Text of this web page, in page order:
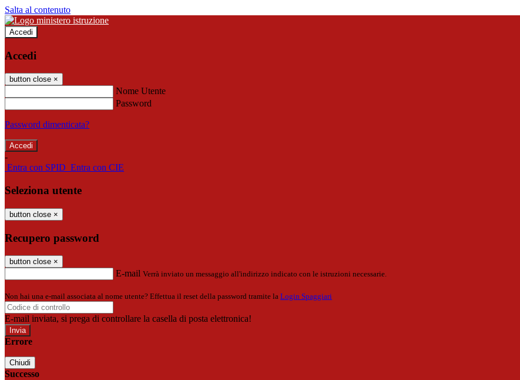
Salta al contenuto
Accedi
Accedi
button close ×
Nome Utente
Password
Password dimenticata?
-
Entra con SPID Entra con CIE
Seleziona utente
button close ×
Recupero password
button close ×
E-mail Verrà inviato un messaggio all'indirizzo indicato con le istruzioni necessarie.
Non hai una e-mail associata al nome utente? Effettua il reset della password tramite la Login Spaggiari
E-mail inviata, si prega di controllare la casella di posta elettronica!
Errore
Chiudi
Successo